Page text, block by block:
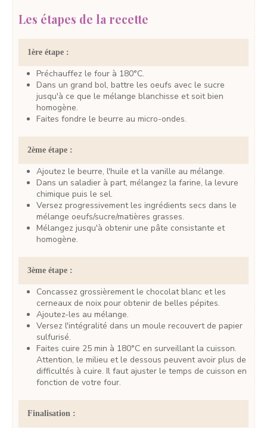
Les étapes de la recette
1ère étape :
Préchauffez le four à 180°C.
Dans un grand bol, battre les oeufs avec le sucre
jusqu'à ce que le mélange blanchisse et soit bien
homogène.
Faites fondre le beurre au micro-ondes.
2ème étape :
Ajoutez le beurre, l'huile et la vanille au mélange.
Dans un saladier à part, mélangez la farine, la levure
chimique puis le sel.
Versez progressivement les ingrédients secs dans le
mélange oeufs/sucre/matières grasses.
Mélangez jusqu'à obtenir une pâte consistante et
homogène.
3ème étape :
Concassez grossièrement le chocolat blanc et les
cerneaux de noix pour obtenir de belles pépites.
Ajoutez-les au mélange.
Versez l'intégralité dans un moule recouvert de papier
sulfurisé.
Faites cuire 25 min à 180°C en surveillant la cuisson.
Attention, le milieu et le dessous peuvent avoir plus de
difficultés à cuire. Il faut ajuster le temps de cuisson en
fonction de votre four.
Finalisation :